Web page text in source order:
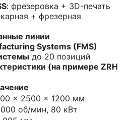
: фрезеровка + 3D-печать
+ фрезерная
линии
Systems (FMS)
до 20 позиций
(на примере ZRH
× 2500 × 1200 мм
об/мин, 80 кВт